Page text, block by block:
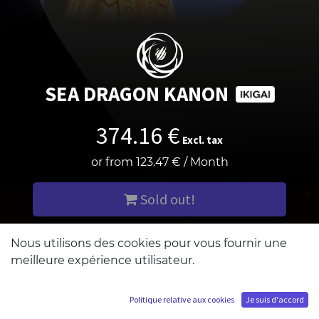
SEA DRAGON KANON
374.16 € Excl. tax
or from 123.47€ / Month
Sold out!
Add me to the waiting list
Nous utilisons des cookies pour vous fournir une
meilleure expérience utilisateur.
Politique relative aux cookies Je suis d'accord